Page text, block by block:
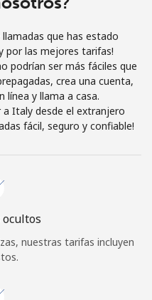
con
que has estado
por las mejores tarifas!
podrían ser más fáciles que
crea una cuenta,
línea y llama a casa.
a Italy desde el extranjero
fácil, seguro y confiable!
nuestras tarifas incluyen